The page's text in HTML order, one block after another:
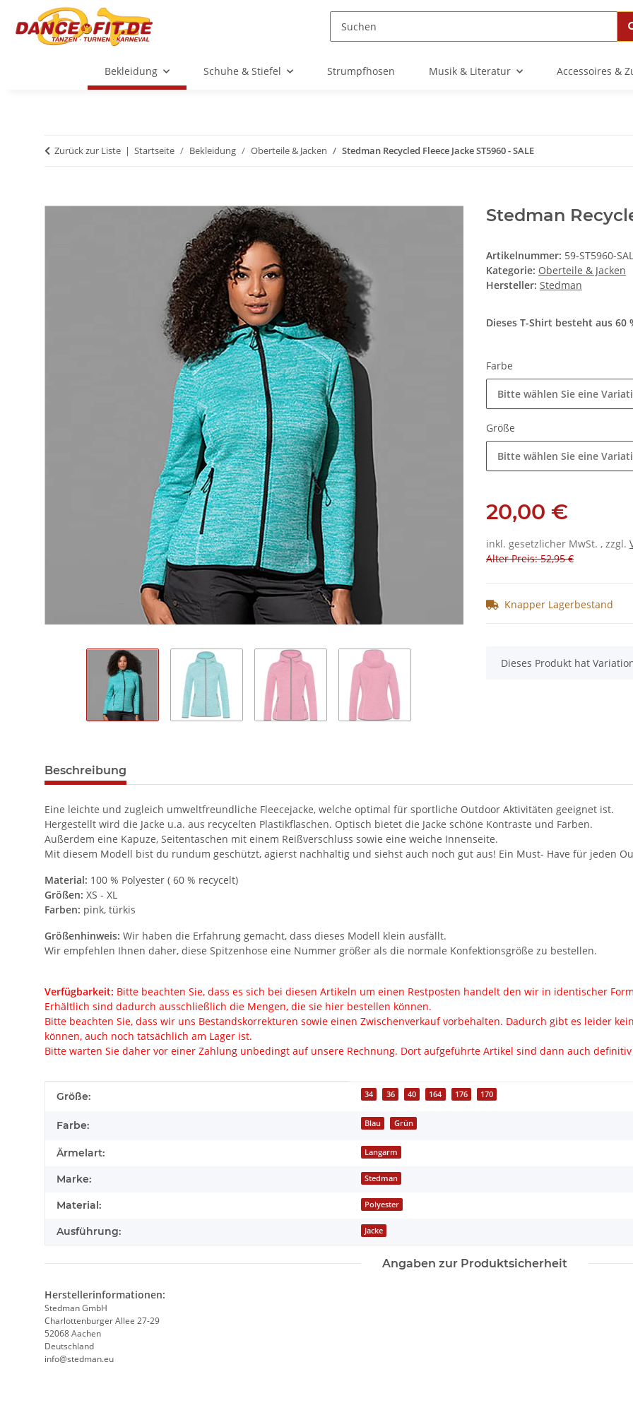
Bekleidung Schuhe & Stiefel Strumpfhosen Musik & Literatur Accessoires &
Zurück zur Liste Startseite Bekleidung Oberteile & Jacken Stedman Recycled Fleece Jacke ST5960 - SALE
Stedman
Artikelnummer: 59-ST5960-
Kategorie: Oberteile & Jacken
Hersteller: Stedman
Dieses T-Shirt besteht aus 60
Farbe
Bitte wählen Sie eine
Größe
Bitte wählen Sie eine
20,00 €
inkl. gesetzlicher MwSt. , zzgl.
Alter Preis: 52,95 €
Knapper Lagerbestand
x
Dieses Produkt hat
Beschreibung
Eine leichte und zugleich umweltfreundliche Fleecejacke, welche optimal für sportliche Outdoor Aktivitäten geeignet ist.
Hergestellt wird die Jacke u.a. aus recycelten Plastikflaschen. Optisch bietet die Jacke schöne Kontraste und Farben.
Außerdem eine Kapuze, Seitentaschen mit einem Reißverschluss sowie eine weiche Innenseite.
Mit diesem Modell bist du rundum geschützt, agierst nachhaltig und siehst auch noch gut aus! Ein Must- Have für jeden
Material: 100 % Polyester ( 60 % recycelt)
Größen: XS - XL
Farben: pink, türkis
Größenhinweis: Wir haben die Erfahrung gemacht, dass dieses Modell klein ausfällt.
Wir empfehlen Ihnen daher, diese Spitzenhose eine Nummer größer als die normale Konfektionsgröße zu bestellen.
Verfügbarkeit: Bitte beachten Sie, dass es sich bei diesen Artikeln um einen Restposten handelt den wir in identischer
Erhältlich sind dadurch ausschließlich die Mengen, die sie hier bestellen können.
Bitte beachten Sie, dass wir uns Bestandskorrekturen sowie einen Zwischenverkauf vorbehalten. Dadurch gibt es leider
können, auch noch tatsächlich am Lager ist.
Bitte warten Sie daher vor einer Zahlung unbedingt auf unsere Rechnung. Dort aufgeführte Artikel sind dann auch
Produkteigenschaft
Wert
Größe: 34 36 40 164 176 170
Farbe: Blau Grün
Ärmelart: Langarm
Marke: Stedman
Material: Polyester
Ausführung: Jacke
Angaben zur Produktsicherheit
Herstellerinformationen:
Stedman GmbH
Charlottenburger Allee 27-29
52068 Aachen
Deutschland
info@stedman.eu